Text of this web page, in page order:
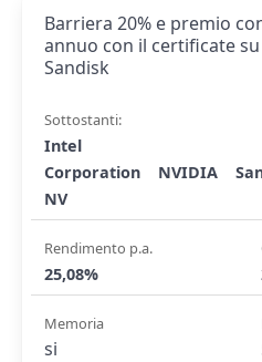
Barriera 20% e premio
annuo con il certificate su
Sandisk
Sottostanti:
Intel
Corporation
NVIDIA
NV
Rendimento p.a.
25,08%
Memoria
si